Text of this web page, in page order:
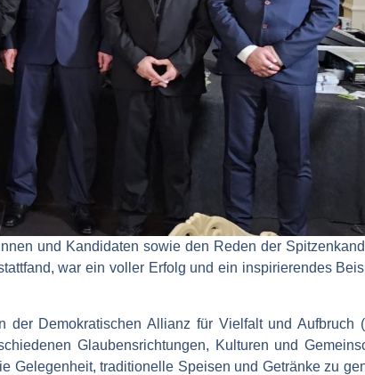
und Kandidaten sowie den Reden der
war ein voller Erfolg und ein inspirierendes
Demokratischen Allianz für Vielfalt und Aufbruch
Glaubensrichtungen, Kulturen und
Gelegenheit, traditionelle Speisen und Getränke zu